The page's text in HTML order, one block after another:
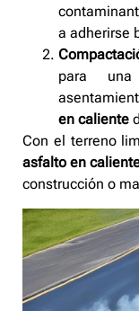
a adherirse
para
en caliente
Con el terreno
asfalto en
construcción o